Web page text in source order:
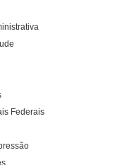
Federais